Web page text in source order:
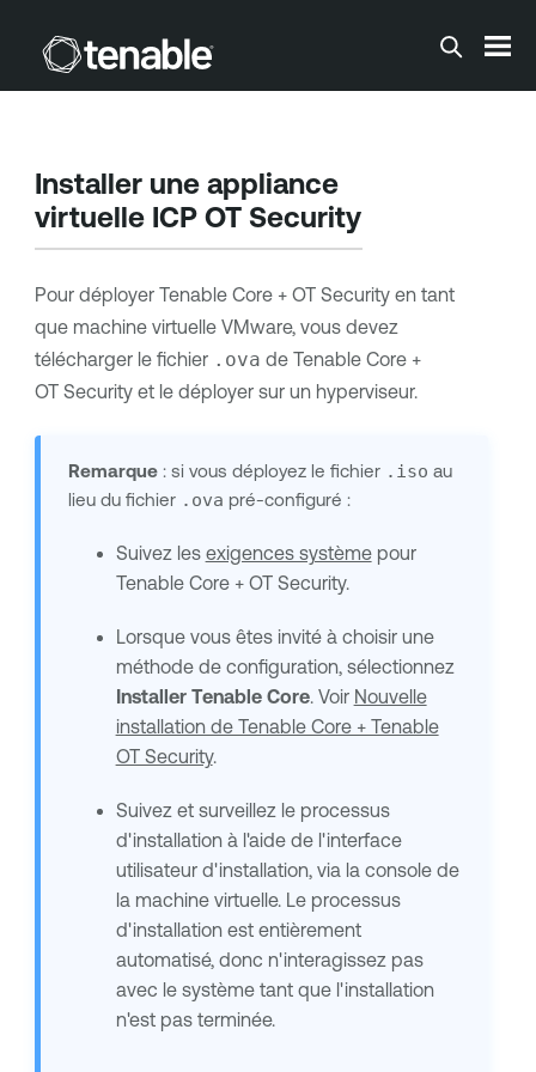
Passer au contenu principal
Installer une appliance
virtuelle ICP OT Security
Pour déployer Tenable Core+ OT Securityen tant
que machine virtuelle VMware, vous devez
télécharger le fichier .ova de Tenable Core+
OT Securityet le déployer sur un hyperviseur.
Remarque: si vous déployez le fichier .iso au
lieu du fichier .ova pré-configuré :
Suivez les exigences systèmepour
Tenable Core+ OT Security.
Lorsque vous êtes invité à choisir une
méthode de configuration, sélectionnez
Installer Tenable Core. Voir Nouvelle
installation de Tenable Core + Tenable
OT Security.
Suivez et surveillez le processus
d'installation à l'aide de l'interface
utilisateur d'installation, via la console de
la machine virtuelle. Le processus
d'installation est entièrement
automatisé, donc n'interagissez pas
avec le système tant que l'installation
n'est pas terminée.